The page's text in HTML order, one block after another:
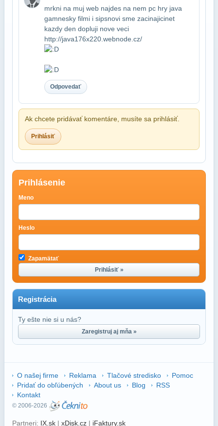
mrkni na muj web najdes na nem pc hry java
gamnesky filmi i sipsnovi sme zacinajici​net
kazdy den dopluji nove veci
http://java176x220.webnode.cz/
Odpovedať
Ak chcete pridávať komentáre, musíte sa prihlásiť.
Prihlásiť
Prihlásenie
Meno
Heslo
Zapamätať
Prihlásiť »
Registrácia
Ty ešte nie si u nás?
Zaregistruj aj mňa »
O našej firme Reklama Tlačové stredisko
Pomoc
Pridať do obľúbených
About us Blog
RSS
Kontakt
© 2006-2026
Partneri: IX.sk | xDisk.cz | iFaktury.sk